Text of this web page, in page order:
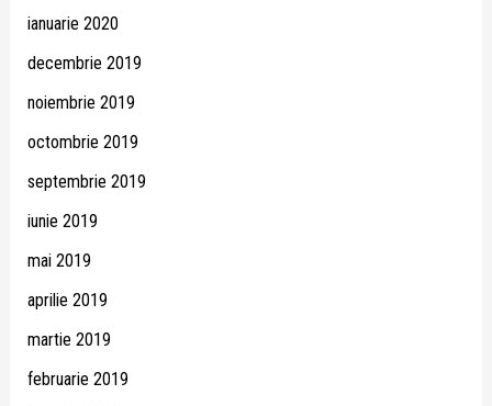
ianuarie 2020
decembrie 2019
noiembrie 2019
octombrie 2019
septembrie 2019
iunie 2019
mai 2019
aprilie 2019
martie 2019
februarie 2019